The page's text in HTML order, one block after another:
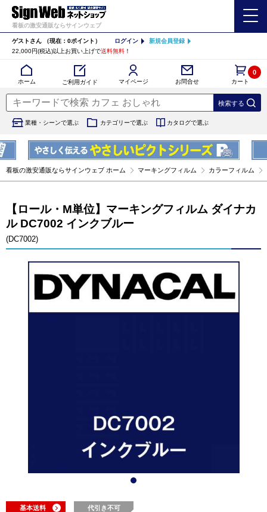
看板の激安通販ならサインウェブ
ゲストさん （現在：0ポイント） ログイン
新規会員登録
22,000円(税込)以上お買い上げで送料無料 ！
ホーム ご利用ガイド マイページ お問合せ カート
0
業種・シーンで選ぶ カテゴリーで選ぶ カタログで選ぶ
看板の激安通販ならサインウェブ ホーム マーキングフィルム カラーフィルム
【ロール・M単位】マーキングフィルム ダイナカ
ル DC7002 インクブルー
(DC7002)
基本送料 代引き不可